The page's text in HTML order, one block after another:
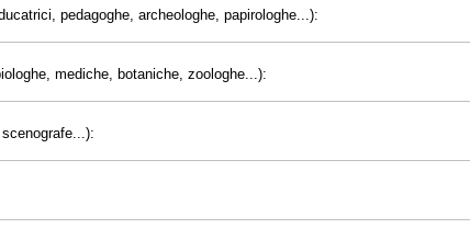
pedagoghe, archeologhe, papirologhe...):
mediche, botaniche, zoologhe...):